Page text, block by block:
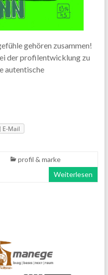
gehören zusammen!
der profilentwicklung zu
autentische
E-Mail
profil & marke
Weiterlesen